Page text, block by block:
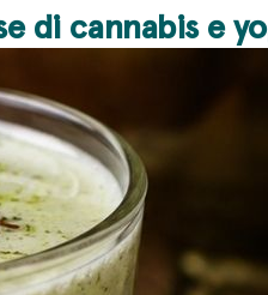
di cannabis e